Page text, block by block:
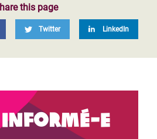
this page
Twitter LinkedIn
informé-e